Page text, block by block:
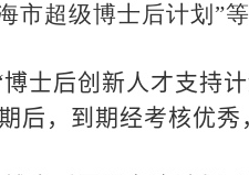
市超级博士后计划”
博士后创新人才支持
后，到期经考核优